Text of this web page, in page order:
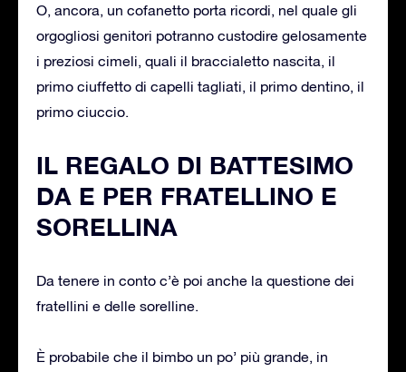
O, ancora, un cofanetto porta ricordi, nel quale gli
orgogliosi genitori potranno custodire gelosamente
i preziosi cimeli, quali il braccialetto nascita, il
primo ciuffetto di capelli tagliati, il primo dentino, il
primo ciuccio.
IL REGALO DI BATTESIMO
DA E PER FRATELLINO E
SORELLINA
Da tenere in conto c’è poi anche la questione dei
fratellini e delle sorelline.
È probabile che il bimbo un po’ più grande, in